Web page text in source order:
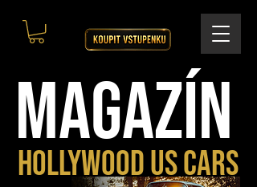
MAGAZÍN
HOLLYWOOD US CARS